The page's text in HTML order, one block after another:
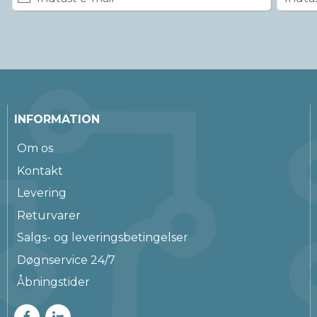
INFORMATION
Om os
Kontakt
Levering
Returvarer
Salgs- og leveringsbetingelser
Døgnservice 24/7
Åbningstider